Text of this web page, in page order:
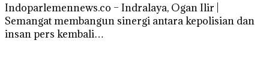
Indoparlemennews.co – Indralaya, Ogan Ilir |
Semangat membangun sinergi antara kepolisian dan
insan pers kembali…